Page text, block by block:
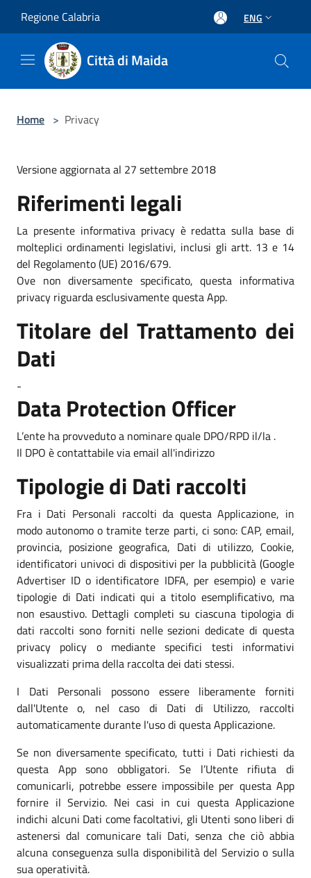
Regione Calabria ENG
Città di Maida
Home > Privacy
Versione aggiornata al 27 settembre 2018
Riferimenti legali
La presente informativa privacy è redatta sulla base di
molteplici ordinamenti legislativi, inclusi gli artt. 13 e 14
del Regolamento (UE) 2016/679.
Ove non diversamente specificato, questa informativa
privacy riguarda esclusivamente questa App.
Titolare del Trattamento dei
Dati
-
Data Protection Officer
L’ente ha provveduto a nominare quale DPO/RPD il/la .
Il DPO è contattabile via email all'indirizzo
Tipologie di Dati raccolti
Fra i Dati Personali raccolti da questa Applicazione, in
modo autonomo o tramite terze parti, ci sono: CAP, email,
provincia, posizione geografica, Dati di utilizzo, Cookie,
identificatori univoci di dispositivi per la pubblicità (Google
Advertiser ID o identificatore IDFA, per esempio) e varie
tipologie di Dati indicati qui a titolo esemplificativo, ma
non esaustivo. Dettagli completi su ciascuna tipologia di
dati raccolti sono forniti nelle sezioni dedicate di questa
privacy policy o mediante specifici testi informativi
visualizzati prima della raccolta dei dati stessi.
I Dati Personali possono essere liberamente forniti
dall'Utente o, nel caso di Dati di Utilizzo, raccolti
automaticamente durante l'uso di questa Applicazione.
Se non diversamente specificato, tutti i Dati richiesti da
questa App sono obbligatori. Se l’Utente rifiuta di
comunicarli, potrebbe essere impossibile per questa App
fornire il Servizio. Nei casi in cui questa Applicazione
indichi alcuni Dati come facoltativi, gli Utenti sono liberi di
astenersi dal comunicare tali Dati, senza che ciò abbia
alcuna conseguenza sulla disponibilità del Servizio o sulla
sua operatività.